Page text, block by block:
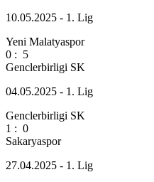
10.05.2025 - 1. Lig
Yeni Malatyaspor
0 : 5
Genclerbirligi SK
04.05.2025 - 1. Lig
Genclerbirligi SK
1 : 0
Sakaryaspor
27.04.2025 - 1. Lig